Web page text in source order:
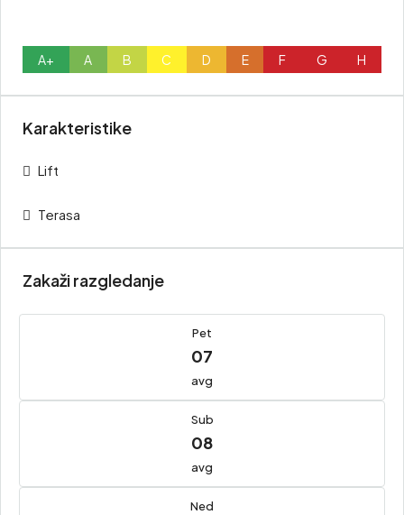
A+ A B C D E F G H
Karakteristike
Lift
Terasa
Zakaži razgledanje
Pet
07
avg
Sub
08
avg
Ned